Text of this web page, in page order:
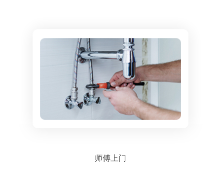
师傅上门